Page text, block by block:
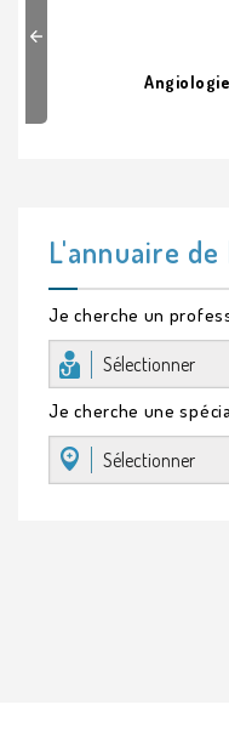
Previous
L'annuaire
Je cherche un
Sélectionner
Je cherche une
Sélectionner